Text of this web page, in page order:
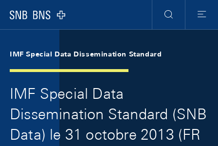
Logo
Ricerca
Menu
IMF Special Data Dissemination Standard
IMF Special Data
Dissemination Standard (SNB
Data) le 31 octobre 2013 (FR